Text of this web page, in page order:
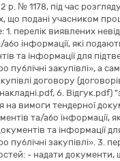
№ 1178, під час
що подані учасником
перелік виявлених
інформації, які
та інформації для
закупівлі», а
договору
6.
вимоги тендерної
та/або інформації,
та інформації
закупівлі». 3.
- надати документи,